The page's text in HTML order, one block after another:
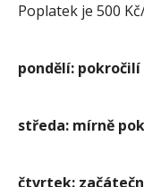
Poplatek je 500
pondělí: pokročilí
středa: mírně
čtvrtek: